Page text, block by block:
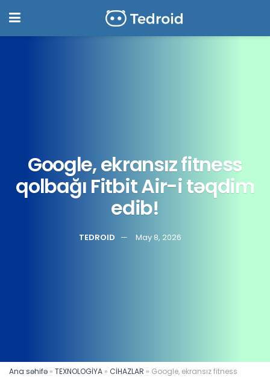
Google, ekransız fitness
qolbağı Fitbit Air-i təqdim
edib!
TEDROID May 8, 2026
Ana səhifə » TEXNOLOGİYA » CİHAZLAR » Google, ekransız fitness